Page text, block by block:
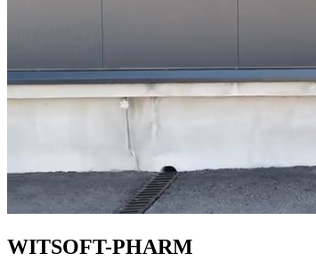
WITSOFT-PHARM